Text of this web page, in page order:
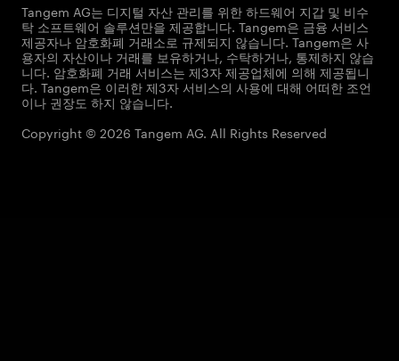
Tangem AG는 디지털 자산 관리를 위한 하드웨어 지갑 및 비수
탁 소프트웨어 솔루션만을 제공합니다. Tangem은 금융 서비스
제공자나 암호화폐 거래소로 규제되지 않습니다. Tangem은 사
용자의 자산이나 거래를 보유하거나, 수탁하거나, 통제하지 않습
니다. 암호화폐 거래 서비스는 제3자 제공업체에 의해 제공됩니
다. Tangem은 이러한 제3자 서비스의 사용에 대해 어떠한 조언
이나 권장도 하지 않습니다.